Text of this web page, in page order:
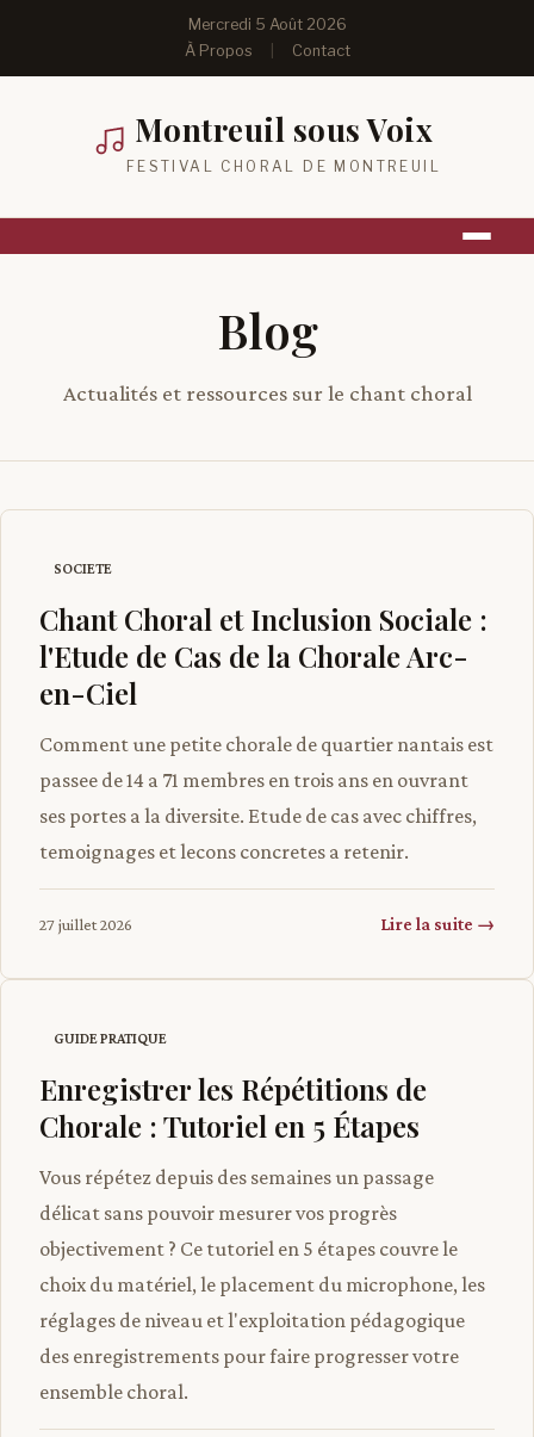
Mercredi 5 Août 2026
À Propos
Contact
Montreuil sous Voix
FESTIVAL CHORAL DE MONTREUIL
Blog
Actualités et ressources sur le chant choral
SOCIETE
Chant Choral et Inclusion Sociale :
l'Etude de Cas de la Chorale Arc-
en-Ciel
Comment une petite chorale de quartier nantais est
passee de 14 a 71 membres en trois ans en ouvrant
ses portes a la diversite. Etude de cas avec chiffres,
temoignages et lecons concretes a retenir.
27 juillet 2026 Lire la suite →
GUIDE PRATIQUE
Enregistrer les Répétitions de
Chorale : Tutoriel en 5 Étapes
Vous répétez depuis des semaines un passage
délicat sans pouvoir mesurer vos progrès
objectivement ? Ce tutoriel en 5 étapes couvre le
choix du matériel, le placement du microphone, les
réglages de niveau et l'exploitation pédagogique
des enregistrements pour faire progresser votre
ensemble choral.